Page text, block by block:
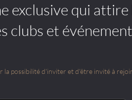
exclusive qui attire
clubs et
la possibilité d'inviter et d'être invité à